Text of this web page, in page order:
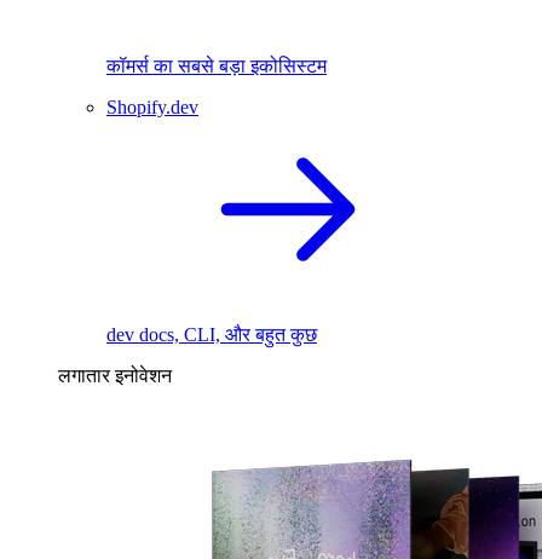
कॉमर्स का सबसे बड़ा इकोसिस्टम
Shopify.dev
dev docs, CLI, और बहुत कुछ
लगातार इनोवेशन